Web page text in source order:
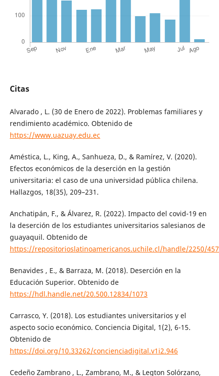
Citas
Alvarado , L. (30 de Enero de 2022). Problemas familiares y
rendimiento académico. Obtenido de
https://www.uazuay.edu.ec
Améstica, L., King, A., Sanhueza, D., & Ramírez, V. (2020).
Efectos económicos de la deserción en la gestión
universitaria: el caso de una universidad pública chilena.
Hallazgos, 18(35), 209–231.
Anchatipán, F., & Álvarez, R. (2022). Impacto del covid-19 en
la deserción de los estudiantes universitarios salesianos de
guayaquil. Obtenido de
https://repositorioslatinoamericanos.uchile.cl/handle/2250/
Benavides , E., & Barraza, M. (2018). Deserción en la
Educación Superior. Obtenido de
https://hdl.handle.net/20.500.12834/1073
Carrasco, Y. (2018). Los estudiantes universitarios y el
aspecto socio económico. Conciencia Digital, 1(2), 6-15.
Obtenido de
https://doi.org/10.33262/concienciadigital.v1i2.946
Cedeño Zambrano , L., Zambrano, M., & Legton Solórzano,